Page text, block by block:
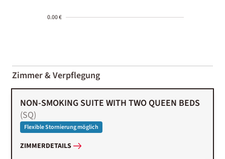
0.00 €
01-02
Zimmer & Verpflegung
NON-SMOKING SUITE WITH TWO QUEEN BEDS
(SQ)
Flexible Stornierung möglich
ZIMMERDETAILS